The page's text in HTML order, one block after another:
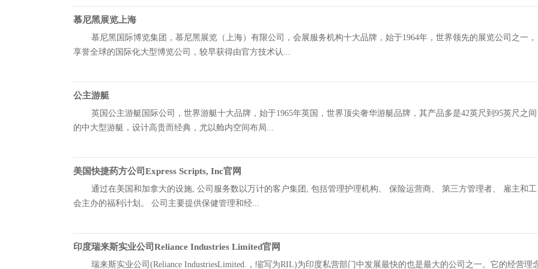
慕尼黑展览上海
慕尼黑国际博览集团，慕尼黑展览（上海）有限公司，会展服务机构十大品牌，始于1964年，世界领先的展览公司之一，
享誉全球的国际化大型博览公司，较早获得由官方技术认...
公主游艇
英国公主游艇国际公司，世界游艇十大品牌，始于1965年英国，世界顶尖奢华游艇品牌，其产品多是42英尺到95英尺之间
的中大型游艇，设计高贵而经典，尤以舱内空间布局...
美国快捷药方公司Express Scripts, Inc官网
通过在美国和加拿大的设施, 公司服务数以万计的客户集团, 包括管理护理机构、 保险运营商、 第三方管理者、 雇主和工
会主办的福利计划。 公司主要提供保健管理和经...
印度瑞来斯实业公司Reliance Industries Limited官网
瑞来斯实业公司(Reliance IndustriesLimited.，缩写为RIL)为印度私营部门中发展最快的也是最大的公司之一。它的经营理